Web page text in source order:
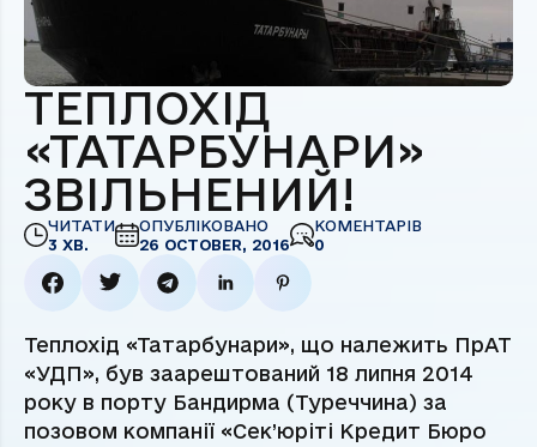
ТЕПЛОХІД
«ТАТАРБУНАРИ»
ЗВІЛЬНЕНИЙ!
ЧИТАТИ
3 ХВ.
ОПУБЛІКОВАНО
26 OCTOBER, 2016
КОМЕНТАРІВ
0
Теплохід «Татарбунари», що належить ПрАТ
«УДП», був заарештований 18 липня 2014
року в порту Бандирма (Туреччина) за
позовом компанії «Сек’юріті Кредит Бюро